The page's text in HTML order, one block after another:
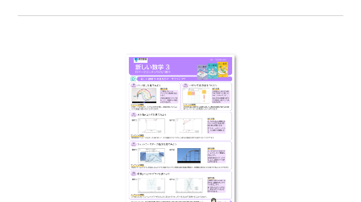
てまとめました。 巻頭では、謎解きクリ
いただきました。また算数・数学の具体
的、実践的な内容を取り上げましたので、
毎日の授業づくりに是非ご活用ください。
（2022年5月発行）